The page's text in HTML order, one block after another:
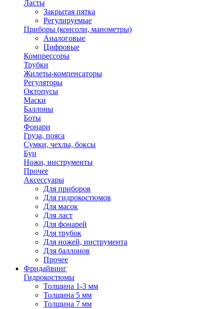
Ласты
Закрытая пятка
Регулируемые
Приборы (консоли, манометры)
Аналоговые
Цифровые
Компрессоры
Трубки
Жилеты-компенсаторы
Регуляторы
Октопусы
Маски
Баллоны
Боты
Фонари
Груза, пояса
Сумки, чехлы, боксы
Буи
Ножи, инструменты
Прочее
Аксессуары
Для приборов
Для гидрокостюмов
Для масок
Для ласт
Для фонарей
Для трубок
Для ножей, инструмента
Для баллонов
Прочее
Фридайвинг
Гидрокостюмы
Толщина 1-3 мм
Толщина 5 мм
Толщина 7 мм